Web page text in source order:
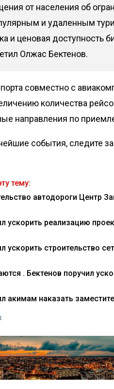
от населения об
и удаленным
и ценовая доступность
Олжас Бектенов.
совместно с
количества
направления по
события, следите
тему:
автодороги Центр
ускорить реализацию
ускорить строительство
. Бектенов поручил
акимам наказать